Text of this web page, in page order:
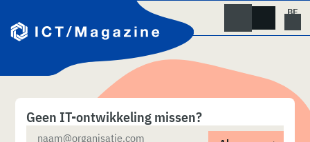
naar
content
Geen IT-ontwikkeling missen?